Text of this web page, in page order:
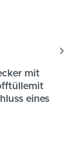
mit
eines